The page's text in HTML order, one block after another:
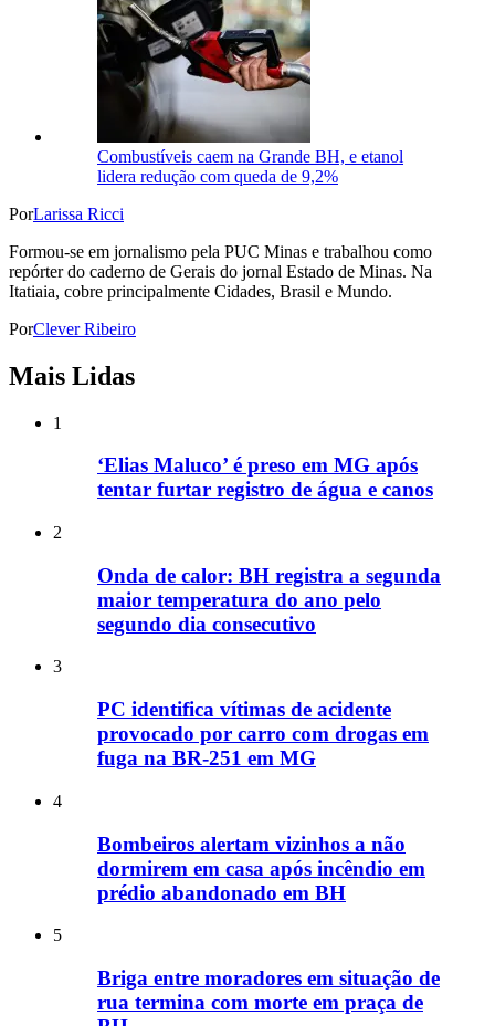
Combustíveis caem na Grande BH, e etanol
lidera redução com queda de 9,2%
PorLarissa Ricci
Formou-se em jornalismo pela PUC Minas e trabalhou como
repórter do caderno de Gerais do jornal Estado de Minas. Na
Itatiaia, cobre principalmente Cidades, Brasil e Mundo.
PorClever Ribeiro
Mais Lidas
1
‘Elias Maluco’ é preso em MG após
tentar furtar registro de água e canos
2
Onda de calor: BH registra a segunda
maior temperatura do ano pelo
segundo dia consecutivo
3
PC identifica vítimas de acidente
provocado por carro com drogas em
fuga na BR-251 em MG
4
Bombeiros alertam vizinhos a não
dormirem em casa após incêndio em
prédio abandonado em BH
5
Briga entre moradores em situação de
rua termina com morte em praça de